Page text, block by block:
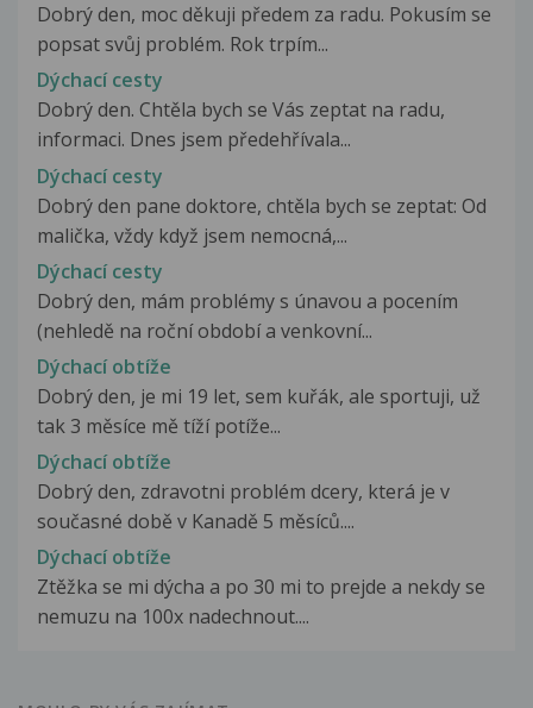
Dobrý den, moc děkuji předem za radu. Pokusím se
popsat svůj problém. Rok trpím...
Dýchací cesty
Dobrý den. Chtěla bych se Vás zeptat na radu,
informaci. Dnes jsem předehřívala...
Dýchací cesty
Dobrý den pane doktore, chtěla bych se zeptat: Od
malička, vždy když jsem nemocná,...
Dýchací cesty
Dobrý den, mám problémy s únavou a pocením
(nehledě na roční období a venkovní...
Dýchací obtíže
Dobrý den, je mi 19 let, sem kuřák, ale sportuji, už
tak 3 měsíce mě tíží potíže...
Dýchací obtíže
Dobrý den, zdravotni problém dcery, která je v
současné době v Kanadě 5 měsíců....
Dýchací obtíže
Ztěžka se mi dýcha a po 30 mi to prejde a nekdy se
nemuzu na 100x nadechnout....